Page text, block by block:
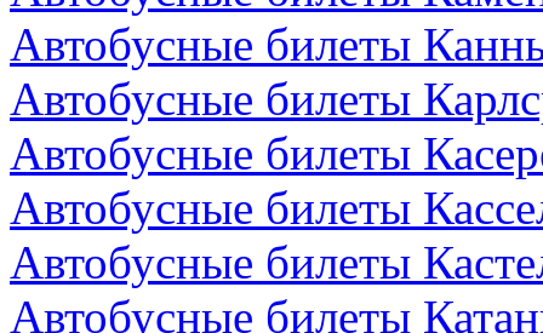
Автобусные билеты
Автобусные билеты
Автобусные билеты
Автобусные билеты
Автобусные билеты
Автобусные билеты